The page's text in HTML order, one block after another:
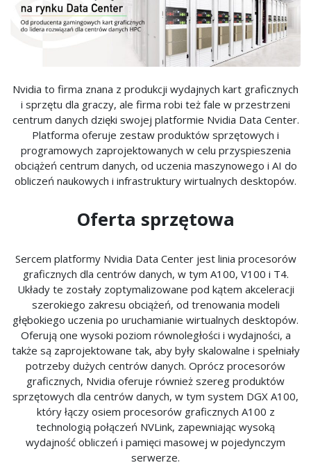
Nvidia to firma znana z produkcji wydajnych kart graficznych
i sprzętu dla graczy, ale firma robi też fale w przestrzeni
centrum danych dzięki swojej platformie Nvidia Data Center.
Platforma oferuje zestaw produktów sprzętowych i
programowych zaprojektowanych w celu przyspieszenia
obciążeń centrum danych, od uczenia maszynowego i AI do
obliczeń naukowych i infrastruktury wirtualnych desktopów.
Oferta sprzętowa
Sercem platformy Nvidia Data Center jest linia procesorów
graficznych dla centrów danych, w tym A100, V100 i T4.
Układy te zostały zoptymalizowane pod kątem akceleracji
szerokiego zakresu obciążeń, od trenowania modeli
głębokiego uczenia po uruchamianie wirtualnych desktopów.
Oferują one wysoki poziom równoległości i wydajności, a
także są zaprojektowane tak, aby były skalowalne i spełniały
potrzeby dużych centrów danych. Oprócz procesorów
graficznych, Nvidia oferuje również szereg produktów
sprzętowych dla centrów danych, w tym system DGX A100,
który łączy osiem procesorów graficznych A100 z
technologią połączeń NVLink, zapewniając wysoką
wydajność obliczeń i pamięci masowej w pojedynczym
serwerze.